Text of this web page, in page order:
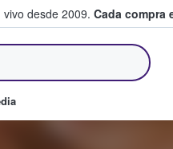
desde 2009. Cada compra
y venden boletos